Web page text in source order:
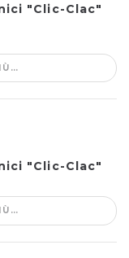
"Clic-Clac"
"Clic-Clac"